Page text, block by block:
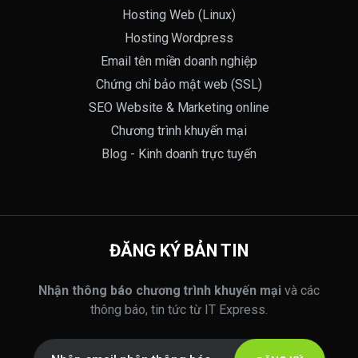
Hosting Web (Linux)
Hosting Wordpress
Email tên miền doanh nghiệp
Chứng chỉ bảo mật web (SSL)
SEO Website & Marketing online
Chương trình khuyến mại
Blog - Kinh doanh trực tuyến
ĐĂNG KÝ BẢN TIN
Nhận thông báo chương trình khuyến mại và các
thông báo, tin tức từ IT Express.